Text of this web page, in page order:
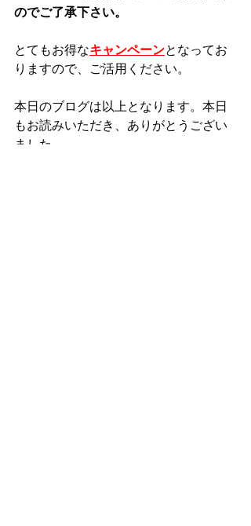
のでご了承下さい。
とてもお得なキャンペーンとなってお
りますので、ご活用ください。
本日のブログは以上となります。本日
もお読みいただき、ありがとうござい
ました。